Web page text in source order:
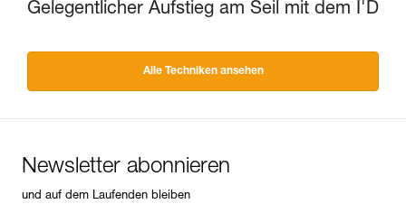
Gelegentlicher Aufstieg am Seil mit dem I'D
Alle Techniken ansehen
Newsletter abonnieren
und auf dem Laufenden bleiben